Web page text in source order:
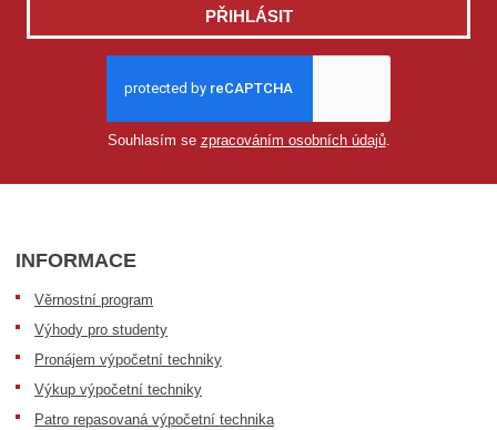
PŘIHLÁSIT
Souhlasím se zpracováním osobních údajů.
INFORMACE
Věrnostní program
Výhody pro studenty
Pronájem výpočetní techniky
Výkup výpočetní techniky
Patro repasovaná výpočetní technika